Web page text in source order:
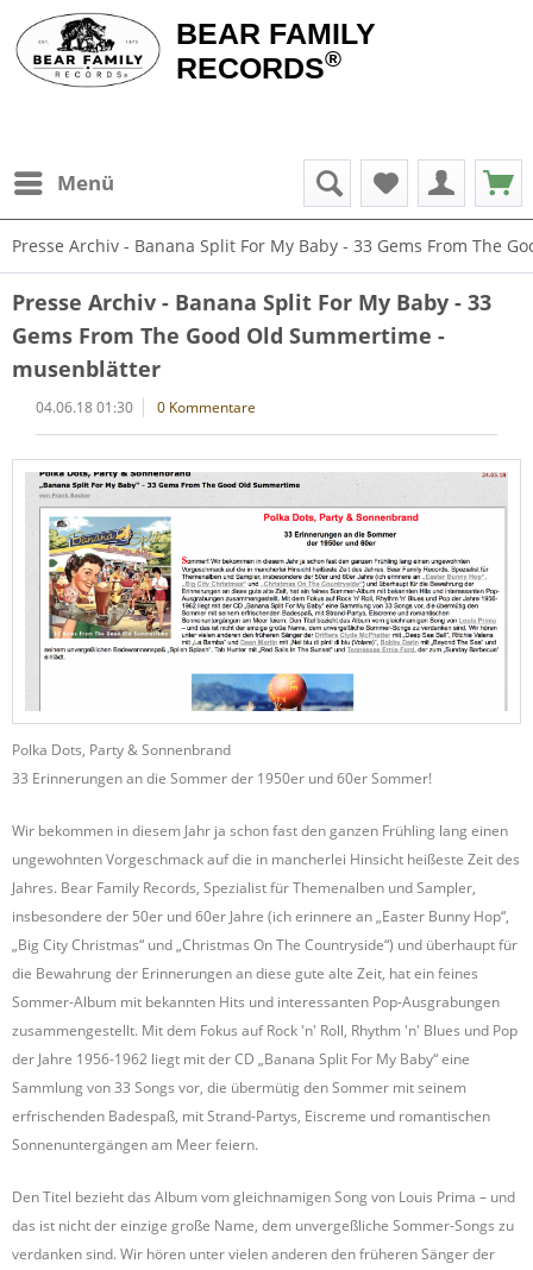
BEAR FAMILY
RECORDS®
Menü
Presse Archiv - Banana Split For My Baby - 33 Gems From The
Presse Archiv - Banana Split For My Baby - 33
Gems From The Good Old Summertime -
musenblätter
04.06.18 01:30 0 Kommentare
Polka Dots, Party & Sonnenbrand
33 Erinnerungen an die Sommer der 1950er und 60er Sommer!
Wir bekommen in diesem Jahr ja schon fast den ganzen Frühling lang einen
ungewohnten Vorgeschmack auf die in mancherlei Hinsicht heißeste Zeit des
Jahres. Bear Family Records, Spezialist für Themenalben und Sampler,
insbesondere der 50er und 60er Jahre (ich erinnere an „Easter Bunny Hop“,
„Big City Christmas“ und „Christmas On The Countryside“) und überhaupt für
die Bewahrung der Erinnerungen an diese gute alte Zeit, hat ein feines
Sommer-Album mit bekannten Hits und interessanten Pop-Ausgrabungen
zusammengestellt. Mit dem Fokus auf Rock 'n' Roll, Rhythm 'n' Blues und Pop
der Jahre 1956-1962 liegt mit der CD „Banana Split For My Baby“ eine
Sammlung von 33 Songs vor, die übermütig den Sommer mit seinem
erfrischenden Badespaß, mit Strand-Partys, Eiscreme und romantischen
Sonnenuntergängen am Meer feiern.
Den Titel bezieht das Album vom gleichnamigen Song von Louis Prima – und
das ist nicht der einzige große Name, dem unvergeßliche Sommer-Songs zu
verdanken sind. Wir hören unter vielen anderen den früheren Sänger der